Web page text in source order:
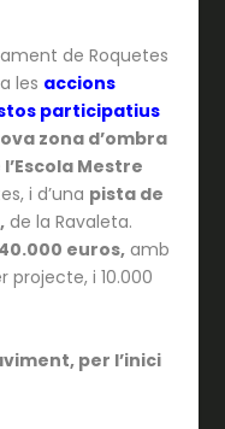
de Roquetes
les accions
participatius
zona d’ombra
Mestre
i d’una pista de
de la Ravaleta.
euros,amb
projecte, i 10.000
per l’inici